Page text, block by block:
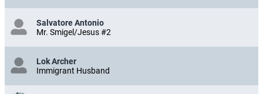
Salvatore Antonio
Mr. Smigel/Jesus #2
Lok Archer
Immigrant Husband